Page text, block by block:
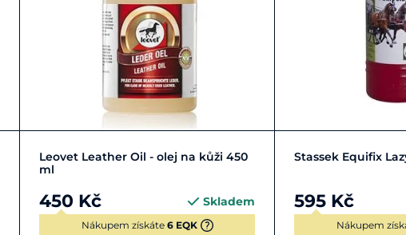
Do košíku
Leovet Leather Oil - olej na kůži 450
ml
450 Kč Skladem
Nákupem získáte 6 EQK
Do
Stassek Equifix
595 Kč
Nákupem